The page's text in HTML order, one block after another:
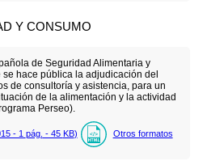
Y CONSUMO
de Seguridad Alimentaria y
hace pública la adjudicación del
de consultoría y asistencia, para un
de la alimentación y la actividad
Perseo).
- 1 pág. - 45 KB) Otros formatos